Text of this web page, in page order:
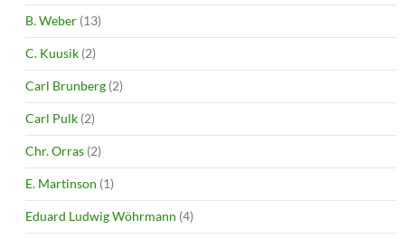
B. Weber (13)
C. Kuusik (2)
Carl Brunberg (2)
Carl Pulk (2)
Chr. Orras (2)
E. Martinson (1)
Eduard Ludwig Wöhrmann (4)